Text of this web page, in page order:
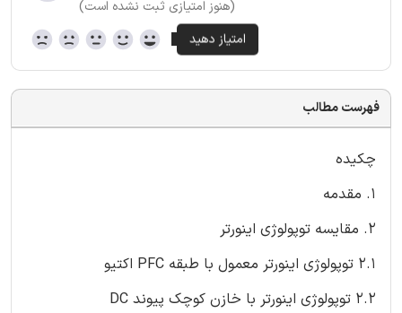
(هنوز امتیازی ثبت نشده است)
فهرست مطالب
چکیده
1. مقدمه
2. مقایسه توپولوژی اینورتر
2.1 توپولوژی اینورتر معمول با طبقه PFC اکتیو
2.2 توپولوژی اینورتر با خازن کوچک پیوند DC